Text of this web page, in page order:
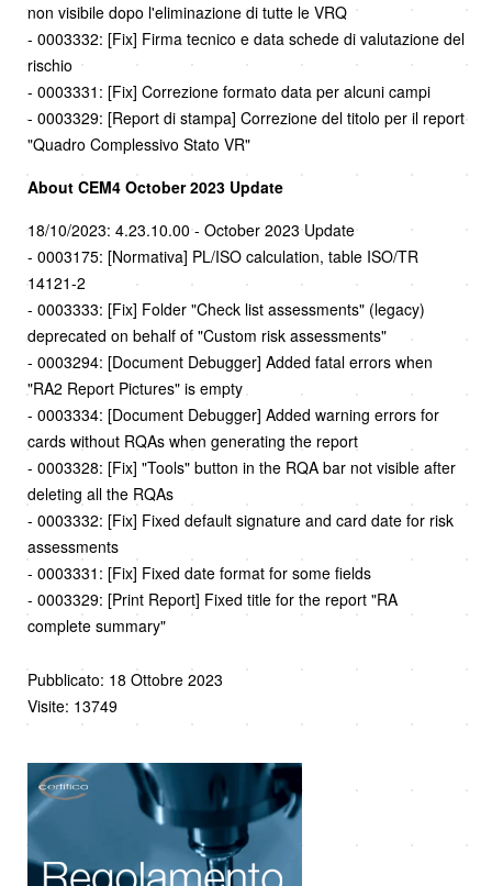
non visibile dopo l'eliminazione di tutte le VRQ
- 0003332: [Fix] Firma tecnico e data schede di valutazione del
rischio
- 0003331: [Fix] Correzione formato data per alcuni campi
- 0003329: [Report di stampa] Correzione del titolo per il report
"Quadro Complessivo Stato VR"
About CEM4 October 2023 Update
18/10/2023: 4.23.10.00 - October 2023 Update
- 0003175: [Normativa] PL/ISO calculation, table ISO/TR
14121-2
- 0003333: [Fix] Folder "Check list assessments" (legacy)
deprecated on behalf of "Custom risk assessments"
- 0003294: [Document Debugger] Added fatal errors when
"RA2 Report Pictures" is empty
- 0003334: [Document Debugger] Added warning errors for
cards without RQAs when generating the report
- 0003328: [Fix] "Tools" button in the RQA bar not visible after
deleting all the RQAs
- 0003332: [Fix] Fixed default signature and card date for risk
assessments
- 0003331: [Fix] Fixed date format for some fields
- 0003329: [Print Report] Fixed title for the report "RA
complete summary"
Pubblicato: 18 Ottobre 2023
Visite: 13749